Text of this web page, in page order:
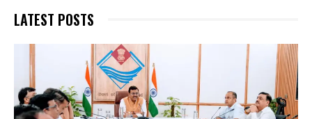
LATEST POSTS